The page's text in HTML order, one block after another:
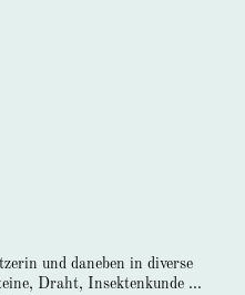
und daneben in diverse
Draht, Insektenkunde ...